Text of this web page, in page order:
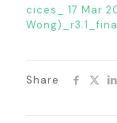
cices_ 17 Mar
Share